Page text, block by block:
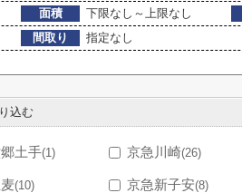
面積 下限なし～上限なし
間取り
指定なし
込む
土手(1) 京急川崎(26)
(10) 京急新子安(8)